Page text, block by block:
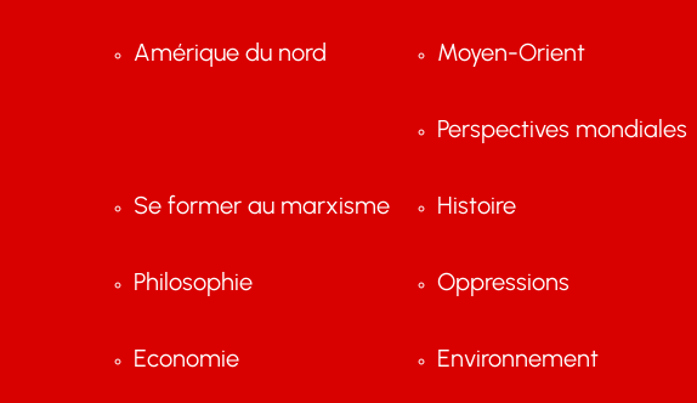
Amérique du nord Moyen-Orient
Perspectives mondiales
Se former au marxisme
Philosophie
Economie
Histoire
Oppressions
Environnement